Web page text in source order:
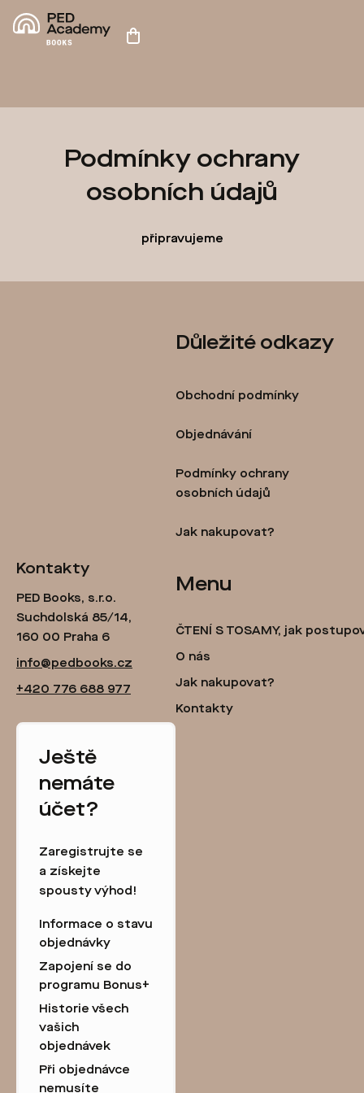
na
Nákupní
Podmínky ochrany
osobních údajů
připravujeme
Důležité odkazy
Obchodní podmínky
Objednávání
Podmínky ochrany
osobních údajů
Jak nakupovat?
Kontakty
PED Books, s.r.o.
Suchdolská 85/14,
160 00 Praha 6
info@pedbooks.cz
+420 776 688 977
Menu
ČTENÍ S TOSAMY, jak
O nás
Jak nakupovat?
Kontakty
Ještě
nemáte
účet?
Zaregistrujte se
a získejte
spousty výhod!
Informace o stavu
objednávky
Zapojení se do
programu Bonus+
Historie všech
vašich
objednávek
Při objednávce
nemusíte